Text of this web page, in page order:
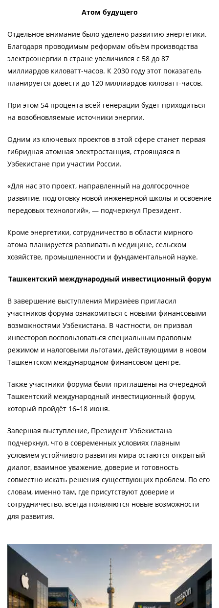
Атом будущего
Отдельное внимание было уделено развитию энергетики.
Благодаря проводимым реформам объём производства
электроэнергии в стране увеличился с 58 до 87
миллиардов киловатт-часов. К 2030 году этот показатель
планируется довести до 120 миллиардов киловатт-часов.
При этом 54 процента всей генерации будет приходиться
на возобновляемые источники энергии.
Одним из ключевых проектов в этой сфере станет первая
гибридная атомная электростанция, строящаяся в
Узбекистане при участии России.
«Для нас это проект, направленный на долгосрочное
развитие, подготовку новой инженерной школы и освоение
передовых технологий», — подчеркнул Президент.
Кроме энергетики, сотрудничество в области мирного
атома планируется развивать в медицине, сельском
хозяйстве, промышленности и фундаментальной науке.
Ташкентский международный инвестиционный форум
В завершение выступления Мирзиёев пригласил
участников форума ознакомиться с новыми финансовыми
возможностями Узбекистана. В частности, он призвал
инвесторов воспользоваться специальным правовым
режимом и налоговыми льготами, действующими в новом
Ташкентском международном финансовом центре.
Также участники форума были приглашены на очередной
Ташкентский международный инвестиционный форум,
который пройдёт 16–18 июня.
Завершая выступление, Президент Узбекистана
подчеркнул, что в современных условиях главным
условием устойчивого развития мира остаются открытый
диалог, взаимное уважение, доверие и готовность
совместно искать решения существующих проблем. По его
словам, именно там, где присутствуют доверие и
сотрудничество, всегда появляются новые возможности
для развития.